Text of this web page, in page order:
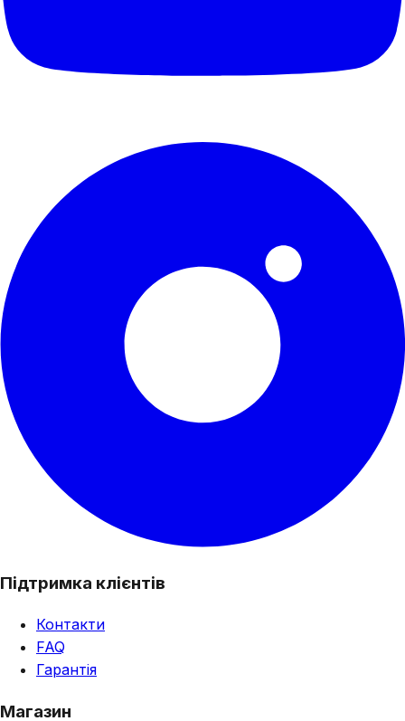
Підтримка клієнтів
Контакти
FAQ
Гарантія
Магазин